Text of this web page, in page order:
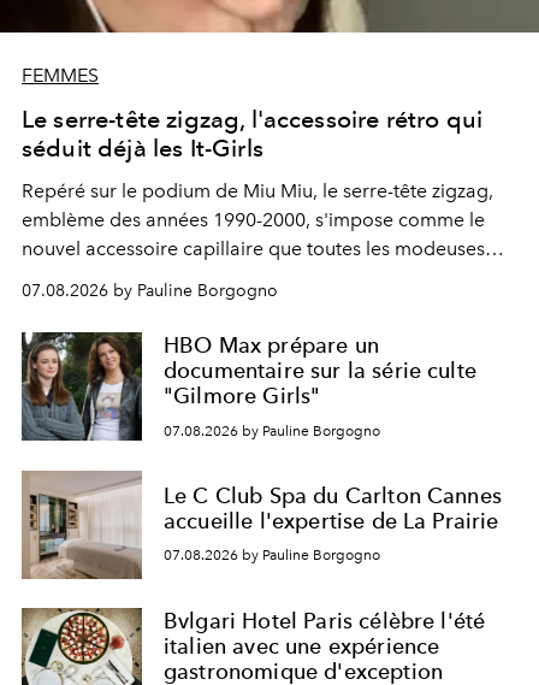
FEMMES
Le serre-tête zigzag, l'accessoire rétro qui
séduit déjà les It-Girls
Repéré sur le podium de Miu Miu, le serre-tête zigzag,
emblème des années 1990-2000, s'impose comme le
nouvel accessoire capillaire que toutes les modeuses
s'arrachent déjà.
07.08.2026 by Pauline Borgogno
HBO Max prépare un
documentaire sur la série culte
"Gilmore Girls"
07.08.2026 by Pauline Borgogno
Le C Club Spa du Carlton Cannes
accueille l'expertise de La Prairie
07.08.2026 by Pauline Borgogno
Bvlgari Hotel Paris célèbre l'été
italien avec une expérience
gastronomique d'exception